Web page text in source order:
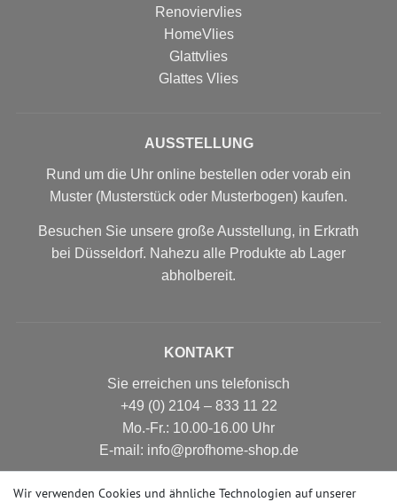
Renoviervlies
HomeVlies
Glattvlies
Glattes Vlies
AUSSTELLUNG
Rund um die Uhr online bestellen oder vorab ein
Muster (Musterstück oder Musterbogen) kaufen.
Besuchen Sie unsere große Ausstellung, in Erkrath
bei Düsseldorf. Nahezu alle Produkte ab Lager
abholbereit.
KONTAKT
Sie erreichen uns telefonisch
+49 (0) 2104 – 833 11 22
Mo.-Fr.: 10.00-16.00 Uhr
E-mail: info@profhome-shop.de
Wir verwenden Cookies und ähnliche Technologien auf unserer